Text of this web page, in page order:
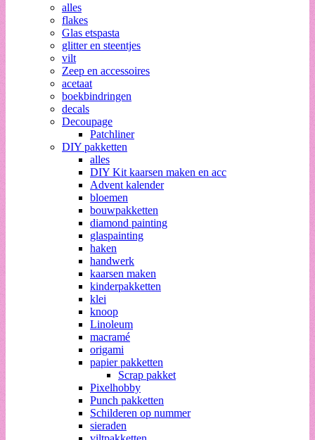
alles
flakes
Glas etspasta
glitter en steentjes
vilt
Zeep en accessoires
acetaat
boekbindringen
decals
Decoupage
Patchliner
DIY pakketten
alles
DIY Kit kaarsen maken en acc
Advent kalender
bloemen
bouwpakketten
diamond painting
glaspainting
haken
handwerk
kaarsen maken
kinderpakketten
klei
knoop
Linoleum
macramé
origami
papier pakketten
Scrap pakket
Pixelhobby
Punch pakketten
Schilderen op nummer
sieraden